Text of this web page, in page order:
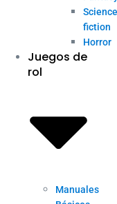
Science
fiction
Horror
Juegos de
rol
Manuales